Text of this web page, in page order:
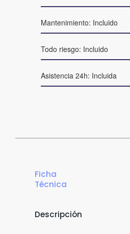
Mantenimiento: Incluido
Todo riesgo: Incluido
Asistencia 24h: Incluida
Ficha
Técnica
Descripción